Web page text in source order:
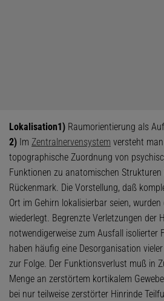
Lokalisation1) Raumorientierung als
2) Im Zentralnervensystem versteht
topographische Zuordnung von
Funktionen zu anatomischen Strukturen
Rückenmark. Die Vorstellung, daß
Ort im Gehirn lokalisierbar seien,
wiederlegt. Begrenzte Verletzungen der
notwendigerweise zum Ausfall isolierter
haben häufig eine Desorganisation
zur Folge. Der Funktionsverlust muß in
Menge an zerstörtem kortikalem
bei nur teilweise zerstörter Hinrinde